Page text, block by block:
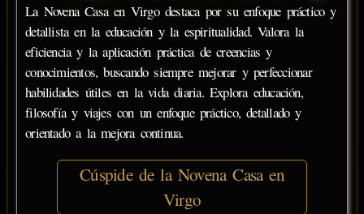
La Novena Casa en Virgo destaca por su enfoque práctico y
detallista en la educación y la espiritualidad. Valora la
eficiencia y la aplicación práctica de creencias y
conocimientos, buscando siempre mejorar y perfeccionar
habilidades útiles en la vida diaria. Explora educación,
filosofía y viajes con un enfoque práctico, detallado y
orientado a la mejora continua.
Cúspide de la Novena Casa en
Virgo